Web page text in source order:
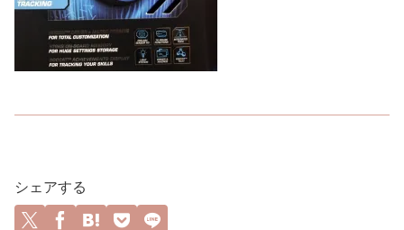
シェアする